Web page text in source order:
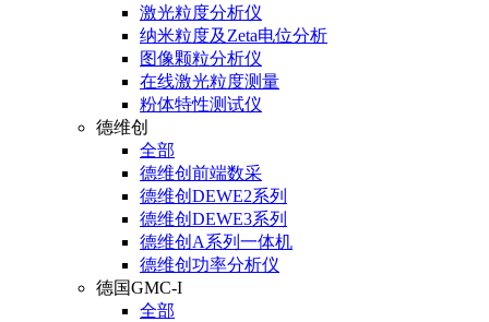
激光粒度分析仪
纳米粒度及Zeta电位分析
图像颗粒分析仪
在线激光粒度测量
粉体特性测试仪
德维创
全部
德维创前端数采
德维创DEWE2系列
德维创DEWE3系列
德维创A系列一体机
德维创功率分析仪
德国GMC-I
全部